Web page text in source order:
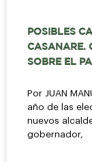
POSIBLES
CASANARE.
SOBRE EL
Por JUAN
año de las
nuevos
gobernador,